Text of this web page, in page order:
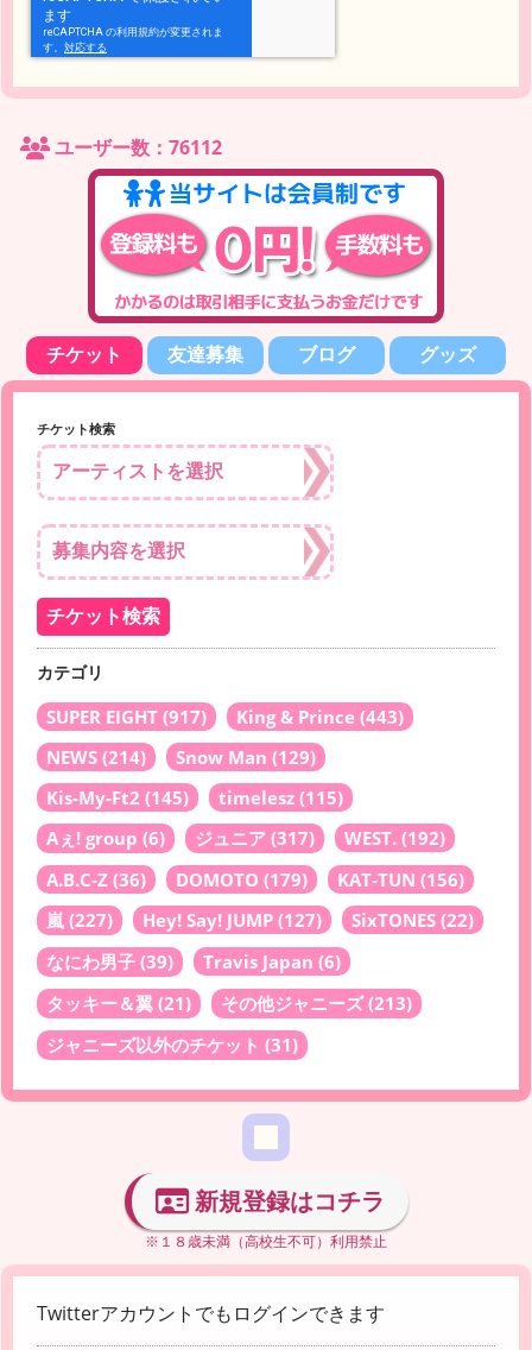
ユーザー数：76112
チケット 友達募集 ブログ グッズ
チケット検索
カテゴリ
SUPER EIGHT (917) King & Prince (443)
NEWS (214) Snow Man (129)
Kis-My-Ft2 (145) timelesz (115)
Aぇ! group (6) ジュニア (317) WEST. (192)
A.B.C-Z (36) DOMOTO (179) KAT-TUN (156)
嵐 (227) Hey! Say! JUMP (127) SixTONES (22)
なにわ男子 (39) Travis Japan (6)
タッキー＆翼 (21) その他ジャニーズ(213)
ジャニーズ以外のチケット (31)
新規登録はコチラ
※１８歳未満（高校生不可）利用禁止
Twitterアカウントでもログインできます